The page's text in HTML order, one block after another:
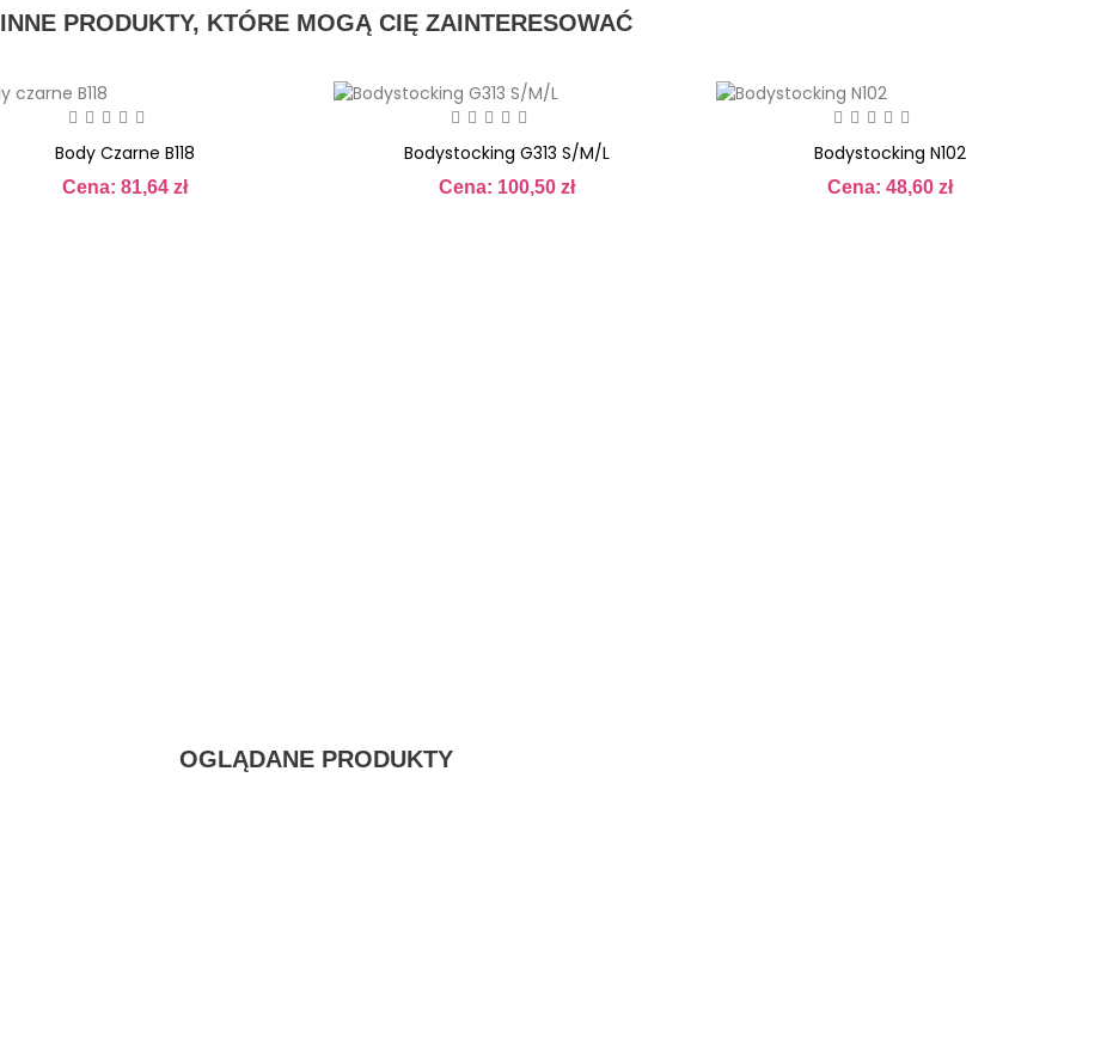
INNE PRODUKTY, KTÓRE MOGĄ CIĘ ZAINTERESOWAĆ
Body Czarne B118
Cena: 81,64 zł
Bodystocking G313 S/M/L
Cena: 100,50 zł
Bodystocking N102
Cena: 48,60 zł
OGLĄDANE PRODUKTY